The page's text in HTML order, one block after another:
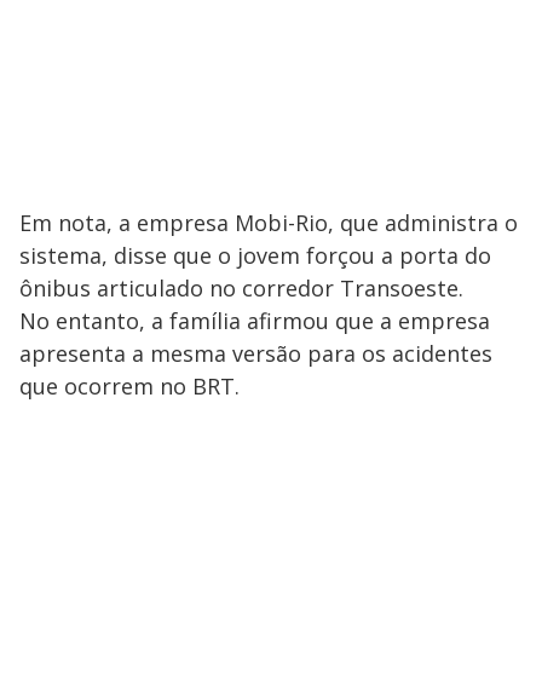
Em nota, a empresa Mobi-Rio, que administra o
sistema, disse que o jovem forçou a porta do
ônibus articulado no corredor Transoeste.
No entanto, a família afirmou que a empresa
apresenta a mesma versão para os acidentes
que ocorrem no BRT.